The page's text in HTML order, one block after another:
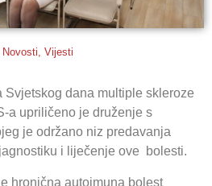
Novosti, Vijesti
dana multiple skleroze
a upriličeno je druženje s
je održano niz predavanja
i liječenje ove bolesti.
hronična autoimuna bolest